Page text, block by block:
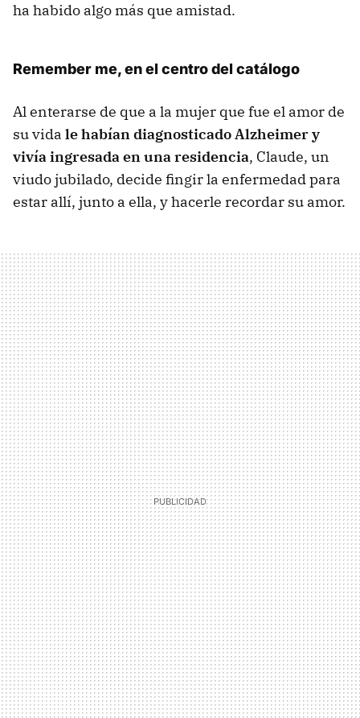
ha habido algo más que amistad.
Remember me, en el centro del catálogo
Al enterarse de que a la mujer que fue el amor de
su vida le habían diagnosticado Alzheimer y
vivía ingresada en una residencia, Claude, un
viudo jubilado, decide fingir la enfermedad para
estar allí, junto a ella, y hacerle recordar su amor.